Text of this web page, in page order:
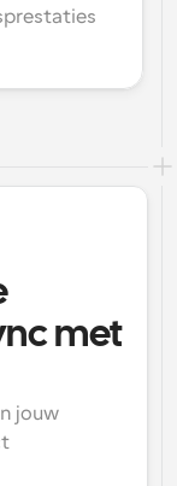
met
jouw